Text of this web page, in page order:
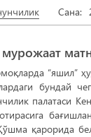
Сана:
“яшил”
бундай
палатаси
қарорида